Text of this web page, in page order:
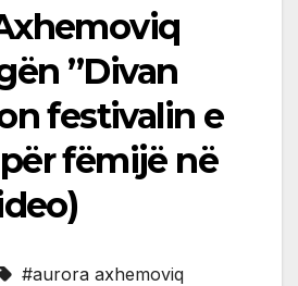
”Divan
festivalin e
fëmijë në
#aurora axhemoviq